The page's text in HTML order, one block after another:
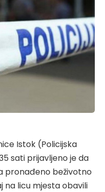
Istok (Policijska
sati prijavljeno je da
pronađeno beživotno
na licu mjesta obavili